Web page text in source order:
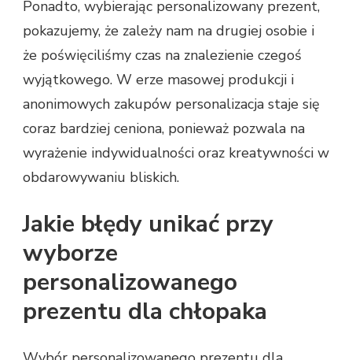
Ponadto, wybierając personalizowany prezent,
pokazujemy, że zależy nam na drugiej osobie i
że poświęciliśmy czas na znalezienie czegoś
wyjątkowego. W erze masowej produkcji i
anonimowych zakupów personalizacja staje się
coraz bardziej ceniona, ponieważ pozwala na
wyrażenie indywidualności oraz kreatywności w
obdarowywaniu bliskich.
Jakie błędy unikać przy
wyborze
personalizowanego
prezentu dla chłopaka